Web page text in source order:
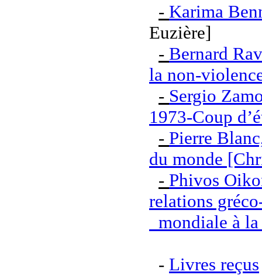
- Karima
Euzière]
- Bernard
la non-
- Sergio
1973-Coup
- Pierre
du monde
- Phivos
relations
mondiale à
- Livres reçus